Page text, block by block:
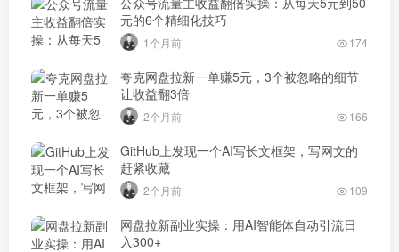
元的6个精细化技巧
1个月前 174
夸克网盘拉新一单赚5元，3个被忽略的细节
让收益翻3倍
2个月前 166
GitHub上发现一个AI写长文框架，写网文的
赶紧收藏
2个月前 109
网盘拉新副业实操：用AI智能体自动引流日
入300+